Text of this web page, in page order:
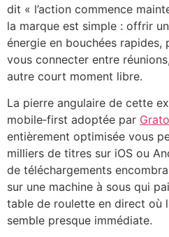
dit « l’action commence
la marque est simple : offrir
énergie en bouchées rapides,
vous connecter entre
autre court moment libre.
La pierre angulaire de cette
mobile‑first adoptée par
entièrement optimisée vous
milliers de titres sur iOS ou
de téléchargements
sur une machine à sous qui
table de roulette en direct où
semble presque immédiate.